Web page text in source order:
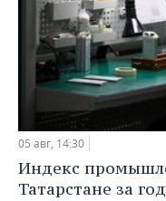
05 авг, 14:30
Индекс
Татарстане за